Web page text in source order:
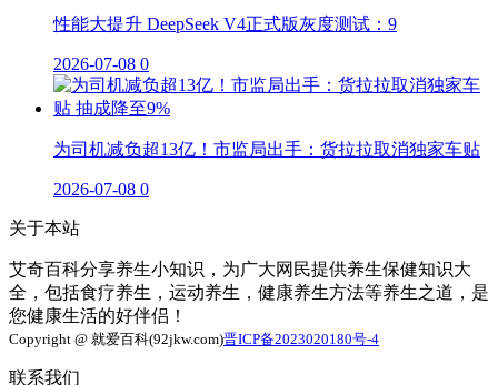
性能大提升 DeepSeek V4正式版灰度测试：9
2026-07-08 0
为司机减负超13亿！市监局出手：货拉拉取消独家车贴
2026-07-08 0
关于本站
艾奇百科分享养生小知识，为广大网民提供养生保健知识大
全，包括食疗养生，运动养生，健康养生方法等养生之道，是
您健康生活的好伴侣！
Copyright @ 就爱百科(92jkw.com)晋ICP备2023020180号-4
联系我们